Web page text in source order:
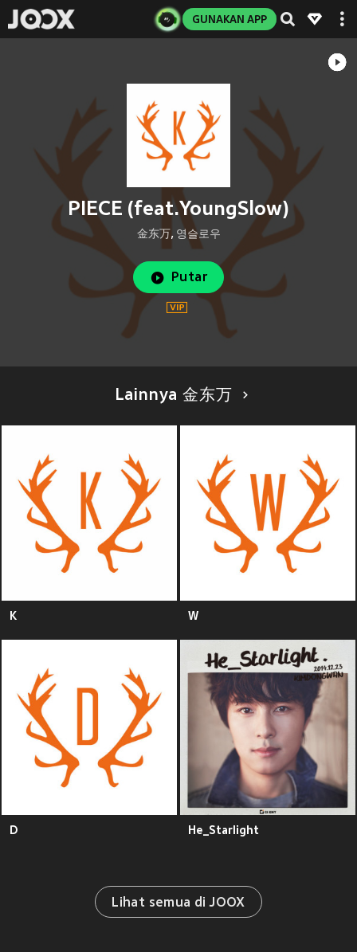
GUNAKAN APP
PIECE (feat.YoungSlow)
金东万 , 영슬로우
Putar
Lainnya 金东万
K W
D He_Starlight
Lihat semua di JOOX